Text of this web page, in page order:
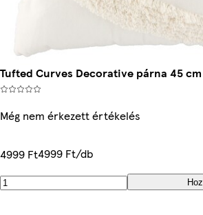
Tufted Curves Decorative párna 45
Még nem érkezett értékelés
4999 Ft4999 Ft/db